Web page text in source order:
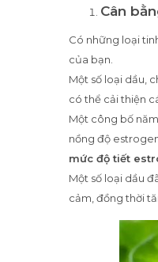
Cân
Có những loại
của bạn.
Một số loại dầu,
có thể cải thiện
Một công bố
nồng độ
mức độ tiết
Một số loại dầu
cảm, đồng thời